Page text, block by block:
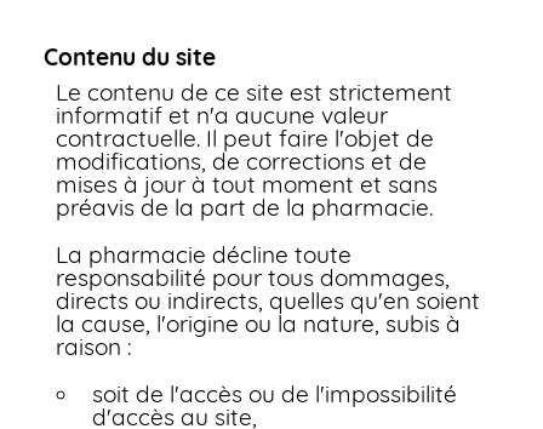
Contenu du site
Le contenu de ce site est strictement
informatif et n'a aucune valeur
contractuelle. Il peut faire l'objet de
modifications, de corrections et de
mises à jour à tout moment et sans
préavis de la part de la pharmacie.
La pharmacie décline toute
responsabilité pour tous dommages,
directs ou indirects, quelles qu'en soient
la cause, l'origine ou la nature, subis à
raison :
soit de l'accès ou de l'impossibilité
d'accès au site,